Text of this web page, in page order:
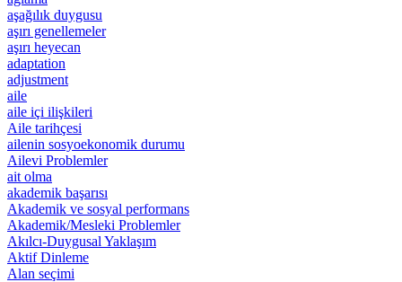
aşağılık duygusu
aşırı genellemeler
aşırı heyecan
adaptation
adjustment
aile
aile içi ilişkileri
Aile tarihçesi
ailenin sosyoekonomik durumu
Ailevi Problemler
ait olma
akademik başarısı
Akademik ve sosyal performans
Akademik/Mesleki Problemler
Akılcı-Duygusal Yaklaşım
Aktif Dinleme
Alan seçimi